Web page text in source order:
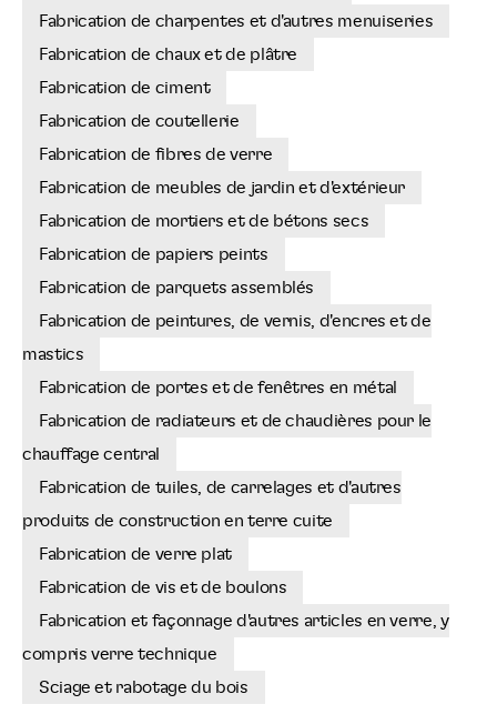
Fabrication de charpentes et d'autres menuiseries
Fabrication de chaux et de plâtre
Fabrication de ciment
Fabrication de coutellerie
Fabrication de fibres de verre
Fabrication de meubles de jardin et d'extérieur
Fabrication de mortiers et de bétons secs
Fabrication de papiers peints
Fabrication de parquets assemblés
Fabrication de peintures, de vernis, d'encres et de
mastics
Fabrication de portes et de fenêtres en métal
Fabrication de radiateurs et de chaudières pour le
chauffage central
Fabrication de tuiles, de carrelages et d'autres
produits de construction en terre cuite
Fabrication de verre plat
Fabrication de vis et de boulons
Fabrication et façonnage d'autres articles en verre, y
compris verre technique
Sciage et rabotage du bois